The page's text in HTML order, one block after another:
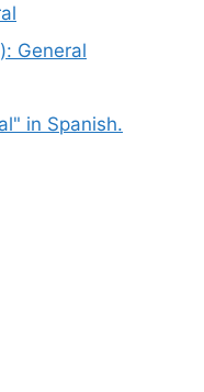
General
in Spanish.